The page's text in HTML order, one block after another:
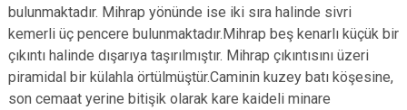
bulunmaktadır. Mihrap yönünde ise iki sıra halinde sivri
kemerli üç pencere bulunmaktadır.Mihrap beş kenarlı küçük bir
çıkıntı halinde dışarıya taşırılmıştır. Mihrap çıkıntısını üzeri
piramidal bir külahla örtülmüştür.Caminin kuzey batı köşesine,
son cemaat yerine bitişik olarak kare kaideli minare